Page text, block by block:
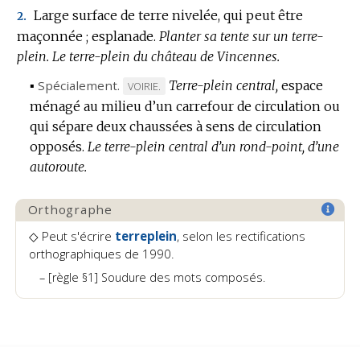
:
2. Large surface de terre nivelée, qui peut être
maçonnée ; esplanade. Planter sa tente sur un terre-
plein. Le terre-plein du château de Vincennes.
▪ Spécialement.
MARQUE
DE
DOMAINE
:
VOIRIE. Terre-plein central, espace
ménagé au milieu d’un carrefour de circulation ou
qui sépare deux chaussées à sens de circulation
opposés. Le terre-plein central d’un rond-point, d’une
autoroute.
Orthographe
◇ Peut s'écrire terreplein, selon les rectifications
orthographiques de 1990.
[règle §1] Soudure des mots composés.